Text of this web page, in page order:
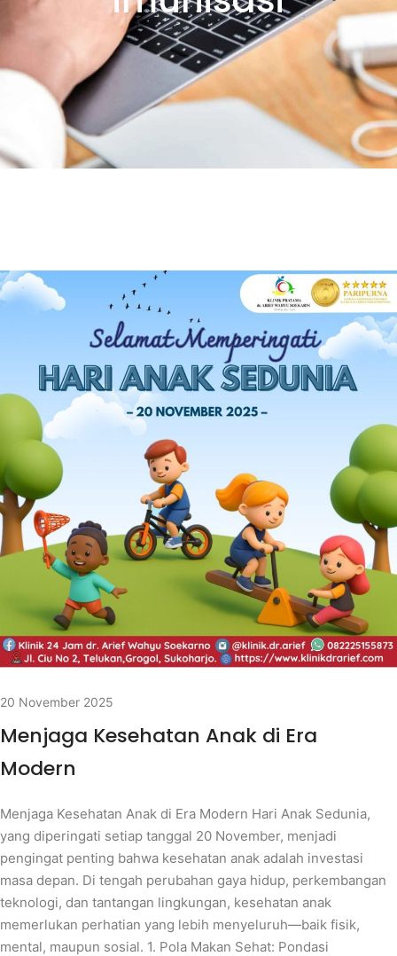
20 November 2025
Menjaga Kesehatan Anak di Era
Modern
Menjaga Kesehatan Anak di Era Modern Hari Anak Sedunia,
yang diperingati setiap tanggal 20 November, menjadi
pengingat penting bahwa kesehatan anak adalah investasi
masa depan. Di tengah perubahan gaya hidup, perkembangan
teknologi, dan tantangan lingkungan, kesehatan anak
memerlukan perhatian yang lebih menyeluruh—baik fisik,
mental, maupun sosial. 1. Pola Makan Sehat: Pondasi